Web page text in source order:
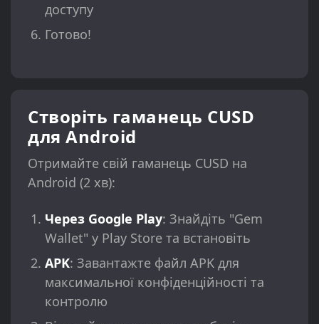
доступу
Готово!
Створіть гаманець CUSD
для Android
Отримайте свій гаманець CUSD на
Android (2 хв):
Через Google Play: Знайдіть "Gem
Wallet" у Play Store та встановіть
APK: Завантажте файл APK для
максимальної конфіденційності та
контролю